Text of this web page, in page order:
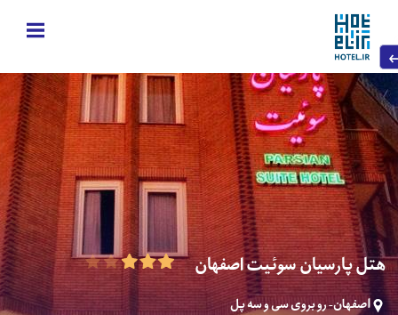
هتل پارسیان سوئیت اصفهان
اصفهان- رو بروی سی و سه پل